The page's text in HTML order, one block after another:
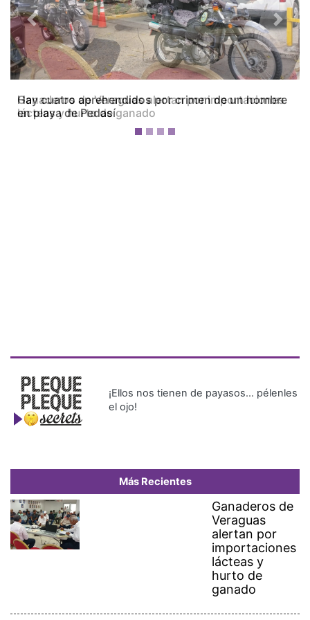
Ganaderos de Veraguas alertan por importaciones
lácteas y hurto de ganado
Previous Next
¡Ellos nos tienen de payasos… pélenles
el ojo!
Más Recientes
Ganaderos de
Veraguas
alertan por
importaciones
lácteas y
hurto de
ganado